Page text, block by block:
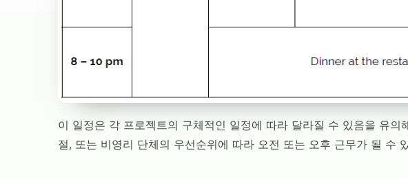
이 일정은 각 프로젝트의 구체적인 일정에 따라 달라질 수 있음을 유의
절, 또는 비영리 단체의 우선순위에 따라 오전 또는 오후 근무가 될 수